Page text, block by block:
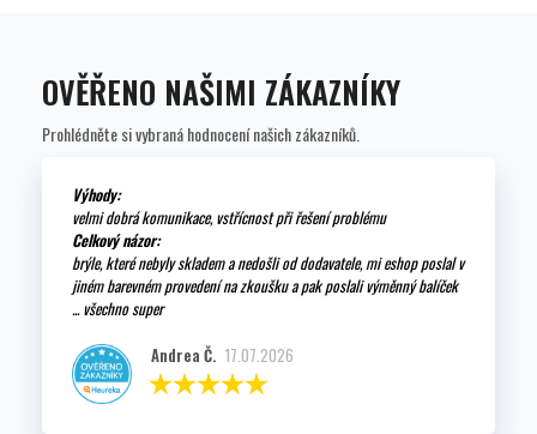
OVĚŘENO NAŠIMI ZÁKAZNÍKY
Prohlédněte si vybraná hodnocení našich zákazníků.
Výhody:
velmi dobrá komunikace, vstřícnost při řešení problému
Celkový názor:
brýle, které nebyly skladem a nedošli od dodavatele, mi eshop poslal v
jiném barevném provedení na zkoušku a pak poslali výměnný balíček
... všechno super
Andrea Č. 17.07.2026